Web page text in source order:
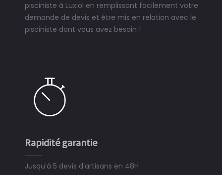
pisciniste à Luxiol en remplissant facilement votre
demande de devis et être mis en relation avec le
pisciniste dont vous avez besoin !
Rapidité garantie
Jusqu'à 5 devis d'artisans en 48H